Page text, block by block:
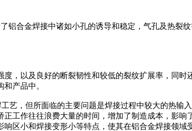
铝合金焊接中诸如小孔的诱导和稳定，气孔及热裂
，以及良好的断裂韧性和较低的裂纹扩展率，同时
和产品中。
艺，但所面临的主要问题是焊接过程中较大的热输
工作往往浪费大量的时间，增加了制造成本，影响
区小和焊接变形小等特点，使其在铝合金焊接领域